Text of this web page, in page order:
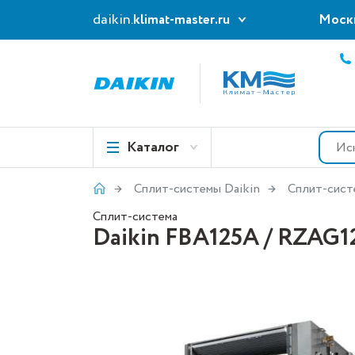
daikin.klimat-master.ru
Каталог
Сплит-системы Daikin
Сплит-
Сплит-система
Daikin FBA125A /